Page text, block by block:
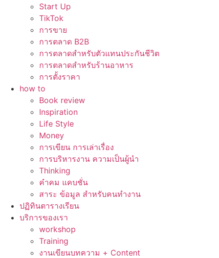
Start Up
TikTok
การขาย
การตลาด B2B
การตลาดสำหรับตัวแทนประกันชีวิต
การตลาดสำหรับร้านอาหาร
การตั้งราคา
how to
Book review
Inspiration
Life Style
Money
การเขียน การเล่าเรื่อง
การบริหารงาน ความเป็นผู้นำ
Thinking
คำคม แคบชั่น
สาระ ข้อมูล สำหรับคนทำงาน
ปฏิทินตารางเรียน
บริการของเรา
workshop
Training
งานเขียนบทความ + Content